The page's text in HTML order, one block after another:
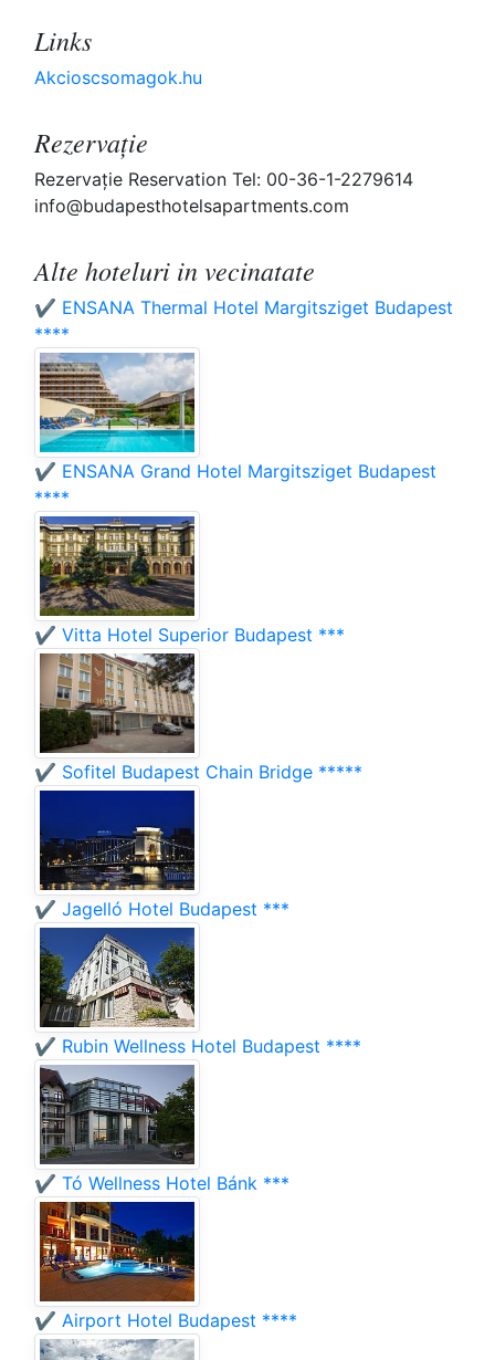
Links
Akcioscsomagok.hu
Rezervaţie
Rezervaţie Reservation Tel: 00-36-1-2279614
info@budapesthotelsapartments.com
Alte hoteluri in vecinatate
✔️ ENSANA Thermal Hotel Margitsziget Budapest
****
✔️ ENSANA Grand Hotel Margitsziget Budapest
****
✔️ Vitta Hotel Superior Budapest ***
✔️ Sofitel Budapest Chain Bridge *****
✔️ Jagelló Hotel Budapest ***
✔️ Rubin Wellness Hotel Budapest ****
✔️ Tó Wellness Hotel Bánk ***
✔️ Airport Hotel Budapest ****